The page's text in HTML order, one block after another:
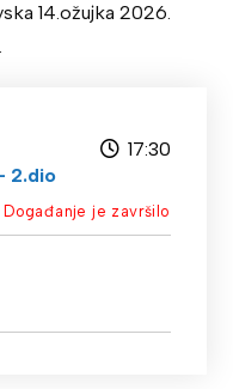
14.ožujka 2026.
17:30
2.dio
Događanje je završilo